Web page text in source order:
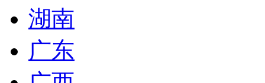
湖南
广东